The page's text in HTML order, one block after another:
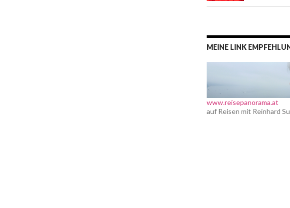
MEINE LINK
www.reisepanorama.at
auf Reisen mit Reinhard